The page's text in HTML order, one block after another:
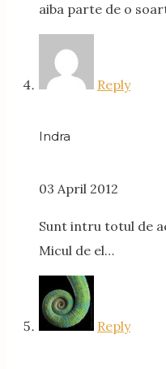
aiba parte de o
Reply
Indra
03 April 2012
Sunt intru totul de
Micul de el…
Reply